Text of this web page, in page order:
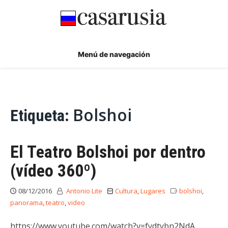
Menú de navegación
Etiqueta: Bolshoi
El Teatro Bolshoi por dentro
(vídeo 360º)
08/12/2016 Antonio Lite Cultura,Lugares bolshoi,
panorama,teatro,video